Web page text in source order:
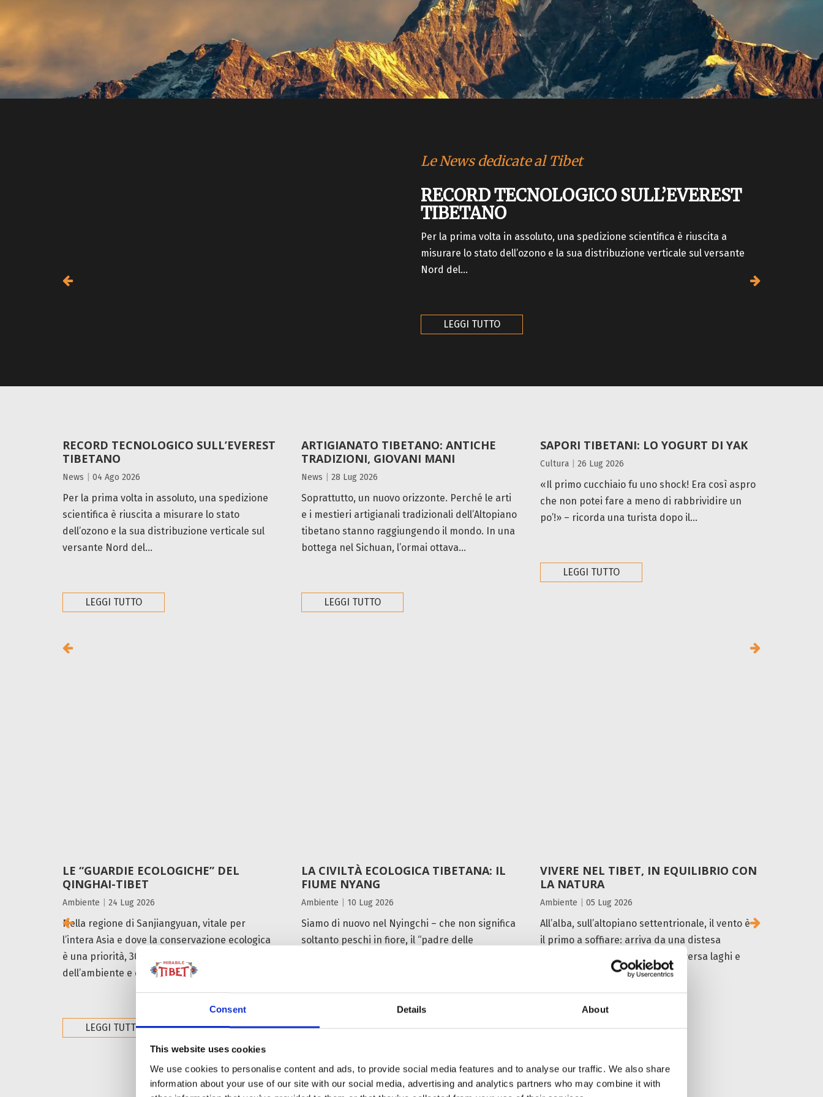
Consent Details About
This website uses cookies
We use cookies to personalise content and ads, to provide social media features and to analyse our traffic. We also share
information about your use of our site with our social media, advertising and analytics partners who may combine it with
Le News dedicate al Tibet
RECORD TECNOLOGICO SULL’EVEREST
TIBETANO
Per la prima volta in assoluto, una spedizione scientifica è riuscita a
misurare lo stato dell’ozono e la sua distribuzione verticale sul versante
Nord del...
LEGGI TUTTO
RECORD TECNOLOGICO SULL’EVEREST
TIBETANO
News 04 Ago 2026
Per la prima volta in assoluto, una spedizione
scientifica è riuscita a misurare lo stato
dell’ozono e la sua distribuzione verticale sul
versante Nord del...
LEGGI TUTTO
ARTIGIANATO TIBETANO: ANTICHE
TRADIZIONI, GIOVANI MANI
News 28 Lug 2026
Soprattutto, un nuovo orizzonte. Perché le arti
e i mestieri artigianali tradizionali dell’Altopiano
tibetano stanno raggiungendo il mondo. In una
bottega nel Sichuan, l’ormai ottava...
LEGGI TUTTO
SAPORI TIBETANI: LO YOGURT DI YAK
Cultura 26 Lug 2026
«Il primo cucchiaio fu uno shock! Era così aspro
che non potei fare a meno di rabbrividire un
po’!» – ricorda una turista dopo il...
LEGGI TUTTO
LE “GUARDIE ECOLOGICHE” DEL
QINGHAI-TIBET
Ambiente 24 Lug 2026
Nella regione di Sanjiangyuan, vitale per
l’intera Asia e dove la conservazione ecologica
è una priorità, 30 anni di interventi a favore
dell’ambiente e della...
LEGGI TUTTO
LA CIVILTÀ ECOLOGICA TIBETANA: IL
FIUME NYANG
Ambiente 10 Lug 2026
Siamo di nuovo nel Nyingchi – che non significa
soltanto peschi in fiore, il “padre delle
LEGGI TUTTO
VIVERE NEL TIBET, IN EQUILIBRIO CON
LA NATURA
Ambiente 05 Lug 2026
All’alba, sull’altopiano settentrionale, il vento è
il primo a soffiare: arriva da una distesa
apparentemente deserta, attraversa laghi e
prati, e si dirige verso le...
LEGGI TUTTO